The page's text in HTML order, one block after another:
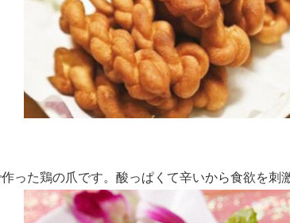
った鶏の爪です。酸っぱくて辛いから食欲を刺